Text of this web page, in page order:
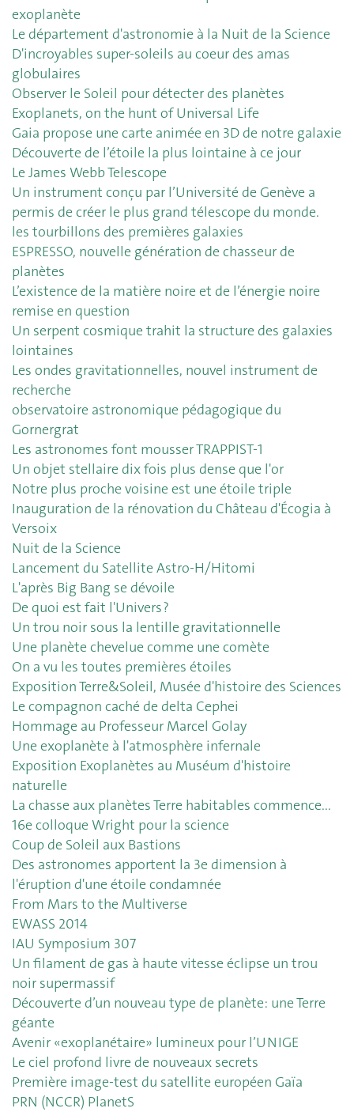
exoplanète
Le département d'astronomie à la Nuit de la Science
D'incroyables super-soleils au coeur des amas
globulaires
Observer le Soleil pour détecter des planètes
Exoplanets, on the hunt of Universal Life
Gaia propose une carte animée en 3D de notre galaxie
Découverte de l’étoile la plus lointaine à ce jour
Le James Webb Telescope
Un instrument conçu par l’Université de Genève a
permis de créer le plus grand télescope du monde.
les tourbillons des premières galaxies
ESPRESSO, nouvelle génération de chasseur de
planètes
L’existence de la matière noire et de l’énergie noire
remise en question
Un serpent cosmique trahit la structure des galaxies
lointaines
Les ondes gravitationnelles, nouvel instrument de
recherche
observatoire astronomique pédagogique du
Gornergrat
Les astronomes font mousser TRAPPIST-1
Un objet stellaire dix fois plus dense que l'or
Notre plus proche voisine est une étoile triple
Inauguration de la rénovation du Château d'Écogia à
Versoix
Nuit de la Science
Lancement du Satellite Astro-H/Hitomi
L'après Big Bang se dévoile
De quoi est fait l'Univers ?
Un trou noir sous la lentille gravitationnelle
Une planète chevelue comme une comète
On a vu les toutes premières étoiles
Exposition Terre&Soleil, Musée d'histoire des Sciences
Le compagnon caché de delta Cephei
Hommage au Professeur Marcel Golay
Une exoplanète à l'atmosphère infernale
Exposition Exoplanètes au Muséum d'histoire
naturelle
La chasse aux planètes Terre habitables commence...
16e colloque Wright pour la science
Coup de Soleil aux Bastions
Des astronomes apportent la 3e dimension à
l'éruption d'une étoile condamnée
From Mars to the Multiverse
EWASS 2014
IAU Symposium 307
Un filament de gas à haute vitesse éclipse un trou
noir supermassif
Découverte d’un nouveau type de planète: une Terre
géante
Avenir «exoplanétaire» lumineux pour l’UNIGE
Le ciel profond livre de nouveaux secrets
Première image-test du satellite européen Gaïa
PRN (NCCR) PlanetS